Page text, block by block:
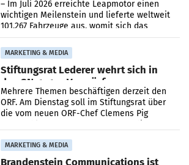
– Im Juli 2026 erreichte Leapmotor einen
wichtigen Meilenstein und lieferte weltweit
101.267 Fahrzeuge aus, womit sich das
Ergebnis gegenüber Juli 2025 mehr als
verdoppelte (+102
MARKETING & MEDIA
Stiftungsrat Lederer wehrt sich in
den SN gegen Vorwürfe
Mehrere Themen beschäftigen derzeit den
ORF. Am Dienstag soll im Stiftungsrat über
die vom neuen ORF-Chef Clemens Pig
MARKETING & MEDIA
Brandenstein Communications ist